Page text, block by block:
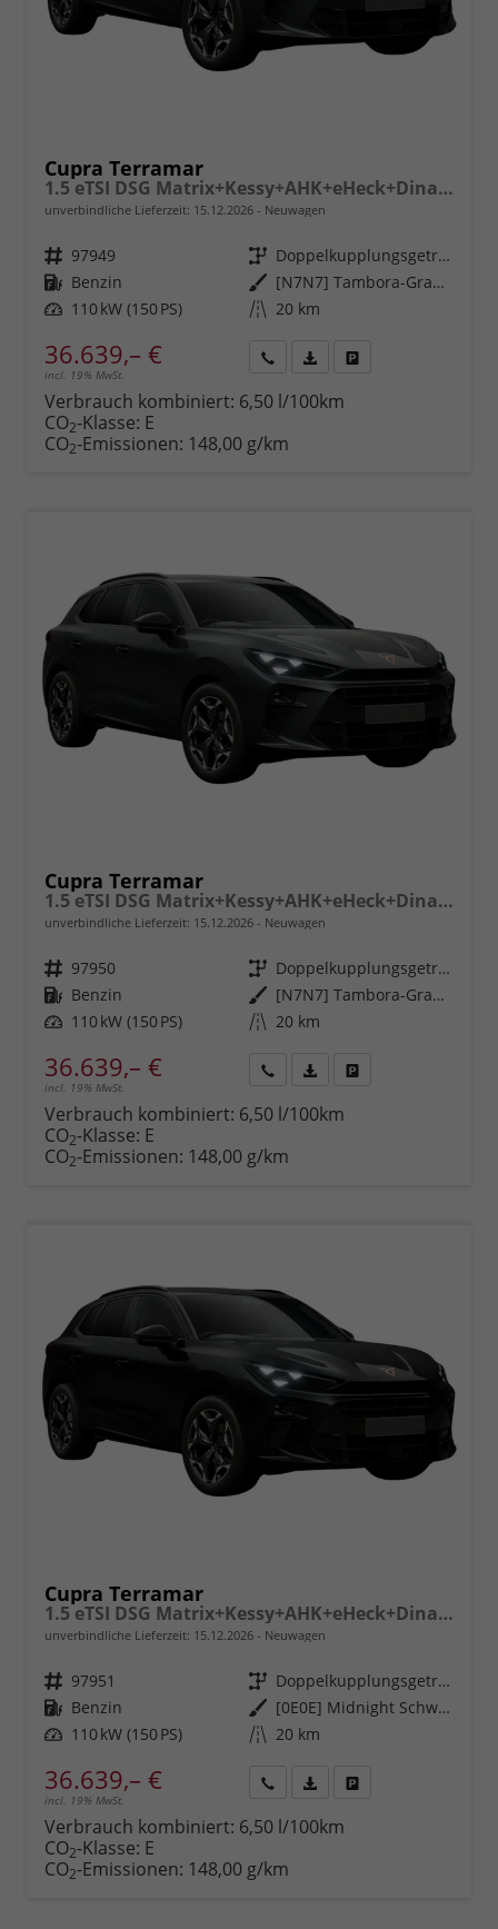
Cupra Terramar
1.5 eTSI DSG Matrix+Kessy+AHK+eHeck+Dinamica+CarPlay+eHeck+GV5
unverbindliche Lieferzeit: 15.12.2026 Neuwagen
Fahrzeugnr. 97949 Getriebe
Doppelkupplungsgetriebe (DSG)
Kraftstoff Benzin Außenfarbe
[N7N7] Tambora-Grau Metallic
Leistung 110 kW (150 PS) Kilometerstand 20 km
36.639,– €
incl. 19% MwSt.
anfordern
Datei,
Verbrauch kombiniert: 6,50 l/100km
CO2-Klasse: E
CO2-Emissionen: 148,00 g/km
Cupra Terramar
1.5 eTSI DSG Matrix+Kessy+AHK+eHeck+Dinamica+CarPlay+eHeck+GV5
unverbindliche Lieferzeit: 15.12.2026 Neuwagen
Fahrzeugnr. 97950 Getriebe
Doppelkupplungsgetriebe (DSG)
Kraftstoff Benzin Außenfarbe
[N7N7] Tambora-Grau Metallic
Leistung 110 kW (150 PS) Kilometerstand 20 km
36.639,– €
incl. 19% MwSt.
anfordern
Datei,
Verbrauch kombiniert: 6,50 l/100km
CO2-Klasse: E
CO2-Emissionen: 148,00 g/km
Cupra Terramar
1.5 eTSI DSG Matrix+Kessy+AHK+eHeck+Dinamica+CarPlay+eHeck+GV5
unverbindliche Lieferzeit: 15.12.2026 Neuwagen
Fahrzeugnr. 97951 Getriebe
Doppelkupplungsgetriebe (DSG)
Kraftstoff Benzin Außenfarbe
[0E0E] Midnight Schwarz Metallic
Leistung 110 kW (150 PS) Kilometerstand 20 km
36.639,– €
incl. 19% MwSt.
anfordern
Datei,
Verbrauch kombiniert: 6,50 l/100km
CO2-Klasse: E
CO2-Emissionen: 148,00 g/km